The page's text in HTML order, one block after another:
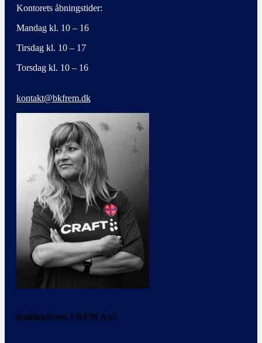
Kontorets åbningstider:
Mandag kl. 10 – 16
Tirsdag kl. 10 – 17
Torsdag kl. 10 – 16
kontakt@bkfrem.dk
Boldklubben FREM ApS